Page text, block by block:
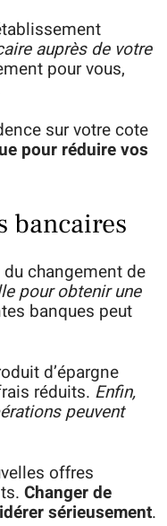
auprès de votre
pour vous,
sur votre cote
pour réduire vos
bancaires
changement de
pour obtenir une
banques peut
d’épargne
réduits. Enfin,
peuvent
offres
Changer de
sérieusement.